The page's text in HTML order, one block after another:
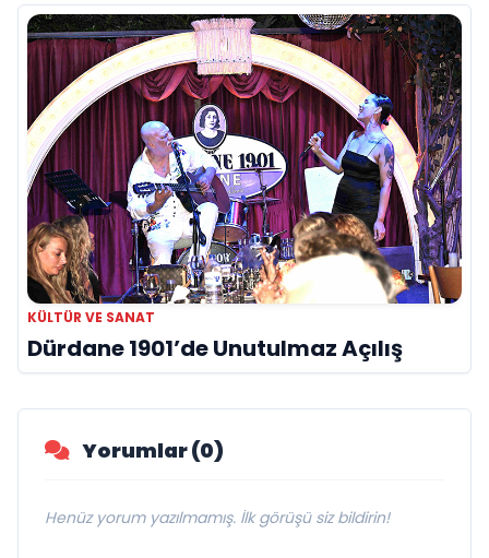
KÜLTÜR VE SANAT
Dürdane 1901’de Unutulmaz Açılış
Yorumlar (0)
Henüz yorum yazılmamış. İlk görüşü siz bildirin!